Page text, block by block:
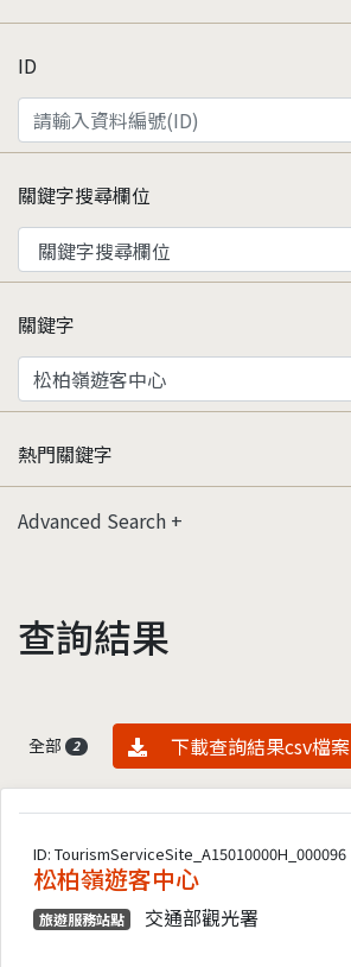
ID
關鍵字搜尋欄位
關鍵字
熱門關鍵字
Advanced Search
查詢結果
全部 2 資料下載
下載查詢結果csv檔案
ID: TourismServiceSite_A15010000H_000096
松柏嶺遊客中心
旅遊服務站點 交通部觀光署